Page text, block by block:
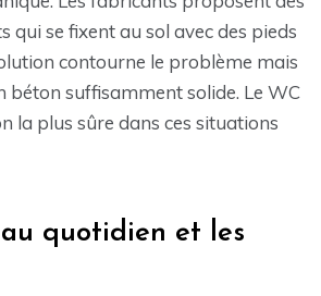
se fixent au sol avec des pieds
contourne le problème mais
béton suffisamment solide. Le WC
la plus sûre dans ces situations
quotidien et les